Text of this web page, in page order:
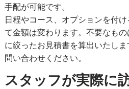
手配が可能です。
日程やコース、オプションを付
て金額は変わります。不要なも
に絞ったお見積書を算出いたし
問い合わせください。
スタッフが実際に